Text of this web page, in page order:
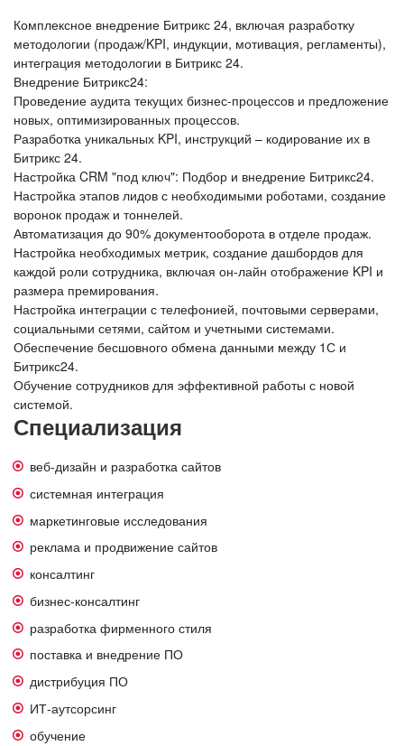
Комплексное внедрение Битрикс 24, включая разработку
методологии (продаж/KPI, индукции, мотивация, регламенты),
интеграция методологии в Битрикс 24.
Внедрение Битрикс24:
Проведение аудита текущих бизнес-процессов и предложение
новых, оптимизированных процессов.
Разработка уникальных KPI, инструкций – кодирование их в
Битрикс 24.
Настройка CRM "под ключ": Подбор и внедрение Битрикс24.
Настройка этапов лидов с необходимыми роботами, создание
воронок продаж и тоннелей.
Автоматизация до 90% документооборота в отделе продаж.
Настройка необходимых метрик, создание дашбордов для
каждой роли сотрудника, включая он-лайн отображение KPI и
размера премирования.
Настройка интеграции с телефонией, почтовыми серверами,
социальными сетями, сайтом и учетными системами.
Обеспечение бесшовного обмена данными между 1С и
Битрикс24.
Обучение сотрудников для эффективной работы с новой
системой.
Специализация
веб-дизайн и разработка сайтов
системная интеграция
маркетинговые исследования
реклама и продвижение сайтов
консалтинг
бизнес-консалтинг
разработка фирменного стиля
поставка и внедрение ПО
дистрибуция ПО
ИТ-аутсорсинг
обучение